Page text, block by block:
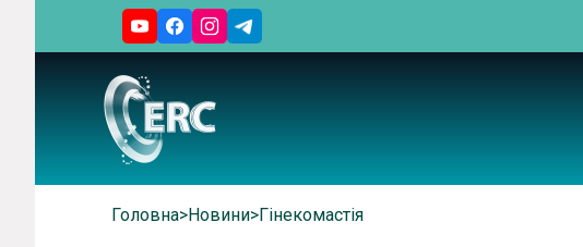
Головна> Новини> Гінекомастія